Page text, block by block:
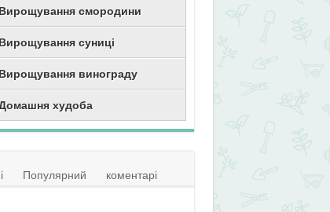
Вирощування смородини
Вирощування суниці
Вирощування винограду
худоба
Популярний коментарі